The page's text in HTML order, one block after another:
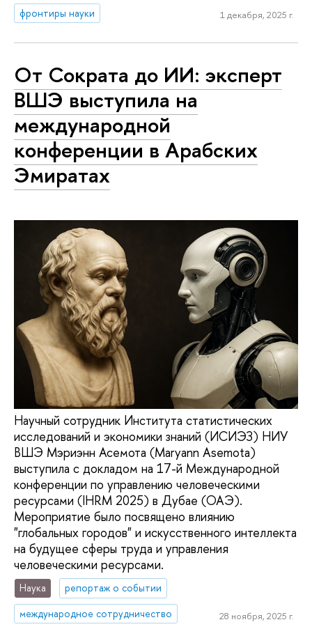
фронтиры науки 1 декабря, 2025 г.
От Сократа до ИИ: эксперт
ВШЭ выступила на
международной
конференции в Арабских
Эмиратах
Научный сотрудник Института статистических
исследований и экономики знаний (ИСИЭЗ) НИУ
ВШЭ Мэриэнн Асемота (Maryann Asemota)
выступила с докладом на 17-й Международной
конференции по управлению человеческими
ресурсами (IHRM 2025) в Дубае (ОАЭ).
Мероприятие было посвящено влиянию
"глобальных городов" и искусственного интеллекта
на будущее сферы труда и управления
человеческими ресурсами.
Наука
репортаж о событии
международное сотрудничество
28 ноября, 2025 г.